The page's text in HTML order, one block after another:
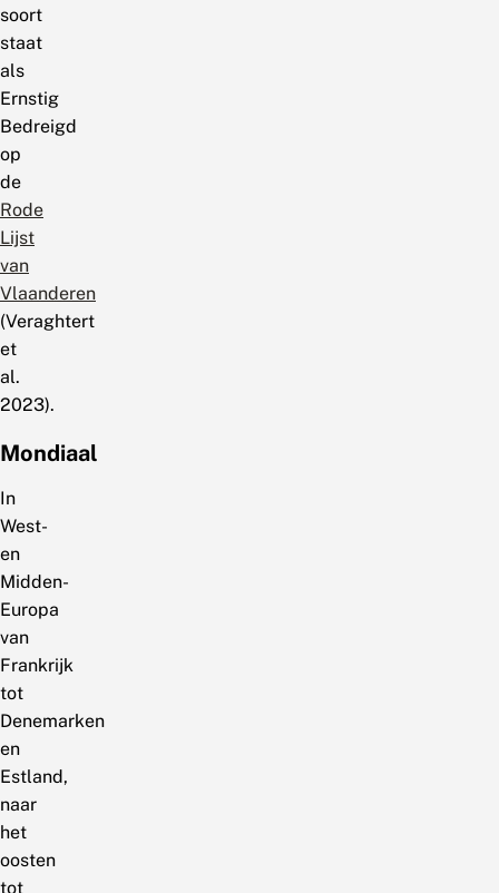
soort
staat
als
Ernstig
Bedreigd
op
de
Rode
Lijst
van
Vlaanderen
(Veraghtert
et
al.
2023).
Mondiaal
In
West-
en
Midden-
Europa
van
Frankrijk
tot
Denemarken
en
Estland,
naar
het
oosten
tot